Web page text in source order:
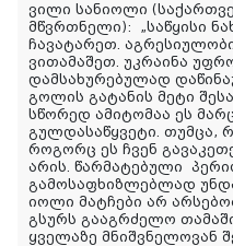
ვილი სანიოლი
მწვრთნელი):
„საწყისი
ჩავატარეთ.
ვითამაშეთ. უკრაინა
დამსახურებულად
გოლის გატანის მეტი
სწორედ ამიტომაა ეს
გულდასაწყვეტი. თუმცა,
როგორც ეს ჩვენ
არის. წარმატებული
გამოსაფხიზლებლად
იოლი მატჩები არ
გსურს გააგრძელო
ყველაზე მნიშვნელოვან